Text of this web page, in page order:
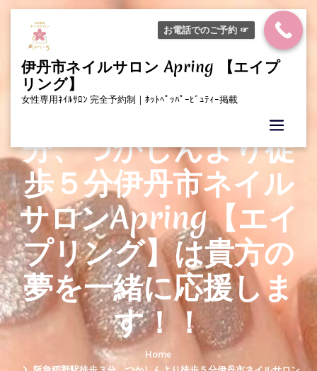
Skip
伊丹市ネイルサロン Apring 【エイプ
リング】
女性専用ﾈｲﾙｻﾛﾝ 完全予約制｜ﾎｯﾄﾍﾟｯﾊﾟｰﾋﾞｭﾃｨｰ掲載
阪急稲野駅徒歩３
分、つかしんより徒
歩５分伊丹市ネイル
サロンApring【エイ
プリング】は貴方の
夢を一緒に応援しま
す！！
Home
お電話でのご予約 ☞